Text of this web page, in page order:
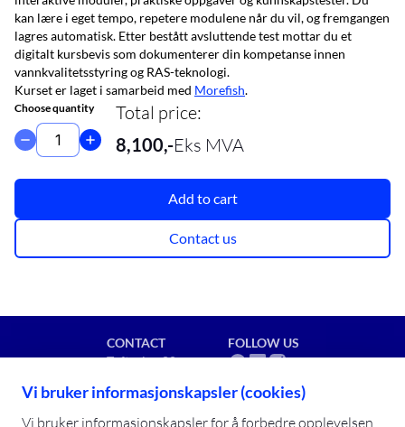
kan lære i eget tempo, repetere modulene når du vil, og fremgangen
lagres automatisk. Etter bestått avsluttende test mottar du et
digitalt kursbevis som dokumenterer din kompetanse innen
vannkvalitetsstyring og RAS-teknologi.
Kurset er laget i samarbeid med Morefish.
Choose quantity Total price:
8,100,-Eks MVA
Add to cart
Contact us
CONTACT
Toftveien 80
post@campusbla.no
+47 91 92 11 02
FOLLOW US
Vi bruker informasjonskapsler (cookies)
Vi bruker informasjonskapsler for å forbedre opplevelsen